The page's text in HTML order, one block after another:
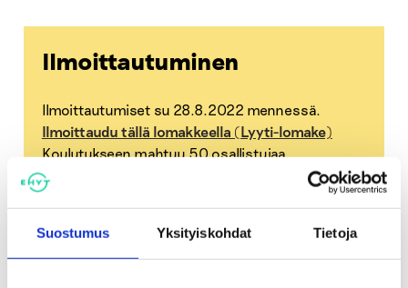
Suostumus Yksityiskohdat Tietoja
Ilmoittautuminen
Ilmoittautumiset su 28.8.2022 mennessä.
Ilmoittaudu tällä lomakkeella (Lyyti-lomake)
Koulutukseen mahtuu 50 osallistujaa
ilmoittautumisjärjestyksessä.